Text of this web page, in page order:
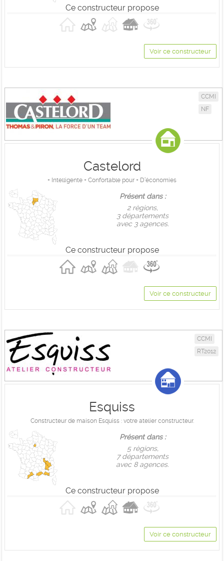
Ce constructeur propose
Voir ce constructeur
CCMI
NF
Castelord
+ Intelligente + Confortable pour + D’économies
Présent dans :
2 règions,
3 départements
avec 3 agences.
Ce constructeur propose
Voir ce constructeur
CCMI
RT2012
Esquiss
Constructeur de maison Esquiss : votre atelier constructeur.
Présent dans :
5 règions,
7 départements
avec 8 agences.
Ce constructeur propose
Voir ce constructeur